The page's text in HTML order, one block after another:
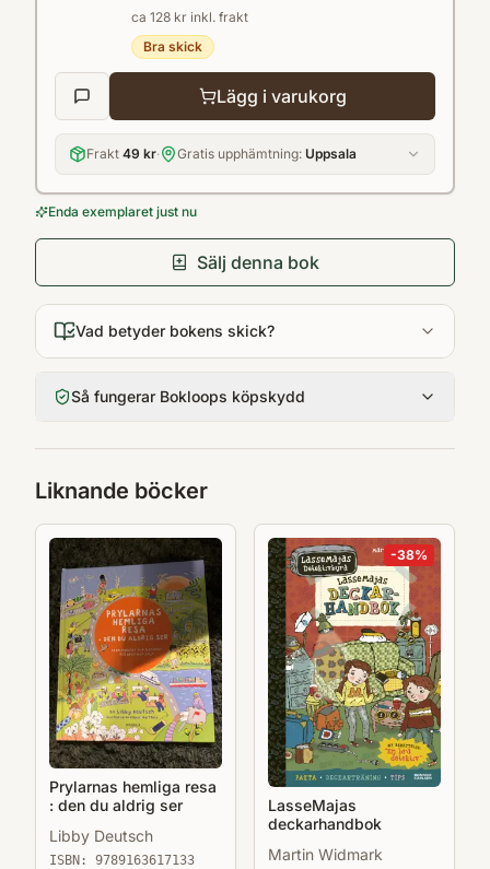
ca 128 kr inkl. frakt
Bra skick
Lägg i varukorg
Frakt 49 kr· Gratis upphämtning: Uppsala
Enda exemplaret just nu
Sälj denna bok
Vad betyder bokens skick?
Så fungerar Bokloops köpskydd
Liknande böcker
Prylarnas hemliga resa
: den du aldrig ser
Libby Deutsch
ISBN: 9789163617133
-38%
LasseMajas
deckarhandbok
Martin Widmark